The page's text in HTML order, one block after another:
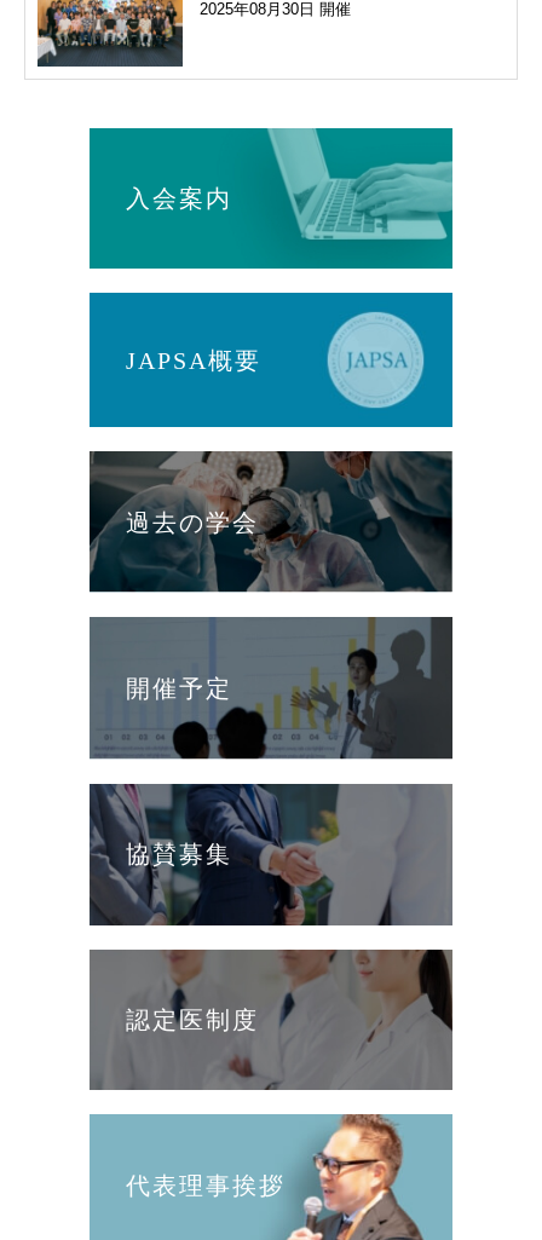
2025年08月30日 開催
入会案内
JAPSA概要
過去の学会
開催予定
協賛募集
認定医制度
代表理事挨拶